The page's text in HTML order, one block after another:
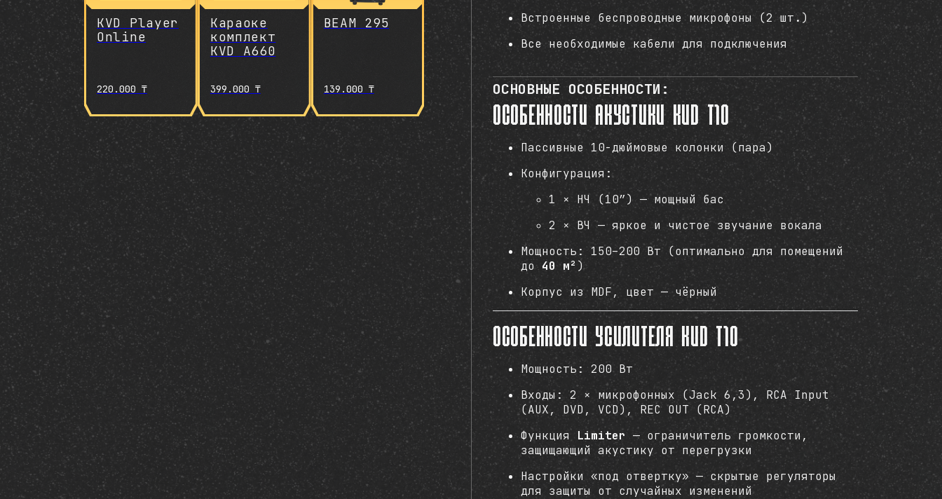
KVD Player
Online
220.000 ₸
Караоке
комплект
KVD A660
399.000 ₸
BEAM 295
139.000 ₸
Встроенные беспроводные микрофоны (2 шт.)
Все необходимые кабели для подключения
ОСНОВНЫЕ ОСОБЕННОСТИ:
Особенности акустики KVD T10
Пассивные 10-дюймовые колонки (пара)
Конфигурация:
1 × НЧ (10”) — мощный бас
2 × ВЧ — яркое и чистое звучание вокала
Мощность: 150–200 Вт (оптимально для помещений
до 40 м² )
Корпус из MDF, цвет — чёрный
Особенности усилителя KVD T10
Мощность: 200 Вт
Входы: 2 × микрофонных (Jack 6,3), RCA Input
(AUX, DVD, VCD), REC OUT (RCA)
Функция Limiter — ограничитель громкости,
защищающий акустику от перегрузки
Настройки «под отвертку» — скрытые регуляторы
для защиты от случайных изменений